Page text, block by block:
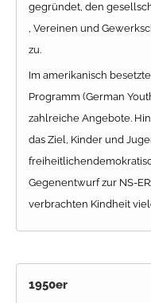
gegründet, den
, Vereinen und
zu.
Im amerikanisch
Programm (German
zahlreiche Angebote.
das Ziel, Kinder und
Gegenentwurf zur NS-
verbrachten Kindheit
1950er